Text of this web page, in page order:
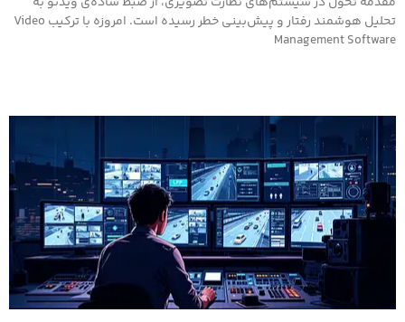
تحلیل هوشمند رفتار و پیش‌بینی خطر رسیده است. امروزه با ترکیب Video
Management Software